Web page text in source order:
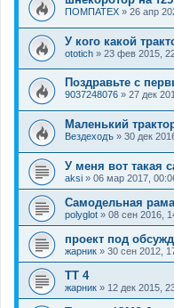
ПОМПАТЕХ » 26 апр
У кого какой
ototich » 23 фев 2015,
Поздравьте с
9037248076 » 27 дек
Маленький
Вездеходъ » 30 дек
У меня вот такая
aksi » 06 мар 2017,
Самодельная
polyglot » 08 сен 2016,
проект под
жарник » 30 сен 2012,
ТТ 4
жарник » 12 дек 2015,